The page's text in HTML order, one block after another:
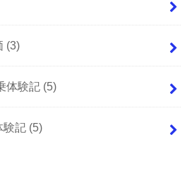
(3)
体験記 (5)
験記 (5)